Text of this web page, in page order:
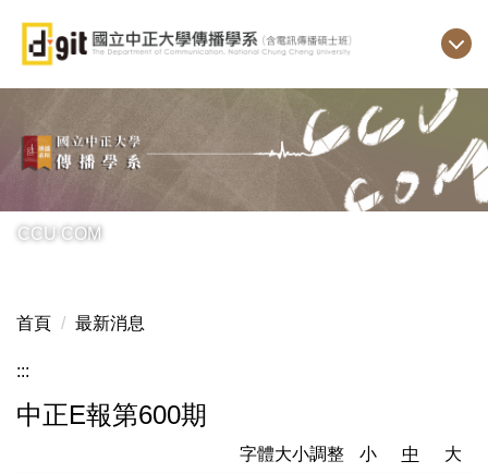
主
區
CCU COM
首頁 最新消息
:::
中正E報第600期
字體大小調整 小 中 大